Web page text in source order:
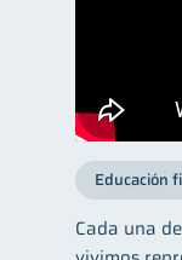
Educación
Cada una